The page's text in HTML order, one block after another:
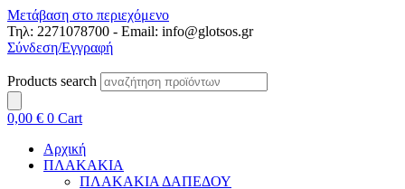
Μετάβαση στο περιεχόμενο
Τηλ: 2271078700 - Email: info@glotsos.gr
Σύνδεση/Εγγραφή
Products search
0,00 € 0 Cart
Αρχική
ΠΛΑΚΑΚΙΑ
ΠΛΑΚΑΚΙΑ ΔΑΠΕΔΟΥ